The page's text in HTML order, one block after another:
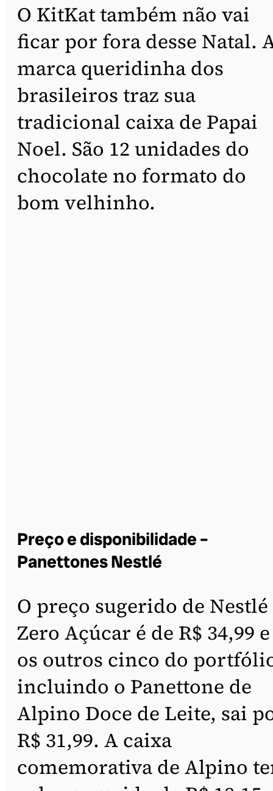
O KitKat também não vai
ficar por fora desse Natal.
marca queridinha dos
brasileiros traz sua
tradicional caixa de Papai
Noel. São 12 unidades do
chocolate no formato do
bom velhinho.
Preço e disponibilidade –
Panettones Nestlé
O preço sugerido de Nestlé
Zero Açúcar é de R$ 34,99 e
os outros cinco do
incluindo o Panettone de
Alpino Doce de Leite, sai
R$ 31,99. A caixa
comemorativa de Alpino